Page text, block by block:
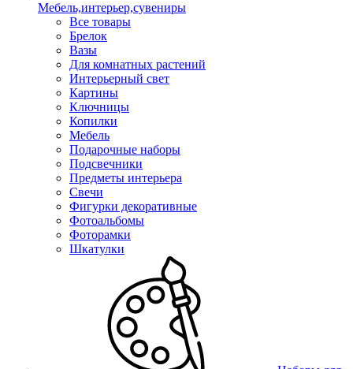
Мебель,интерьер,сувениры
Все товары
Брелок
Вазы
Для комнатных растений
Интерьерный свет
Картины
Ключницы
Копилки
Мебель
Подарочные наборы
Подсвечники
Предметы интерьера
Свечи
Фигурки декоративные
Фотоальбомы
Фоторамки
Шкатулки